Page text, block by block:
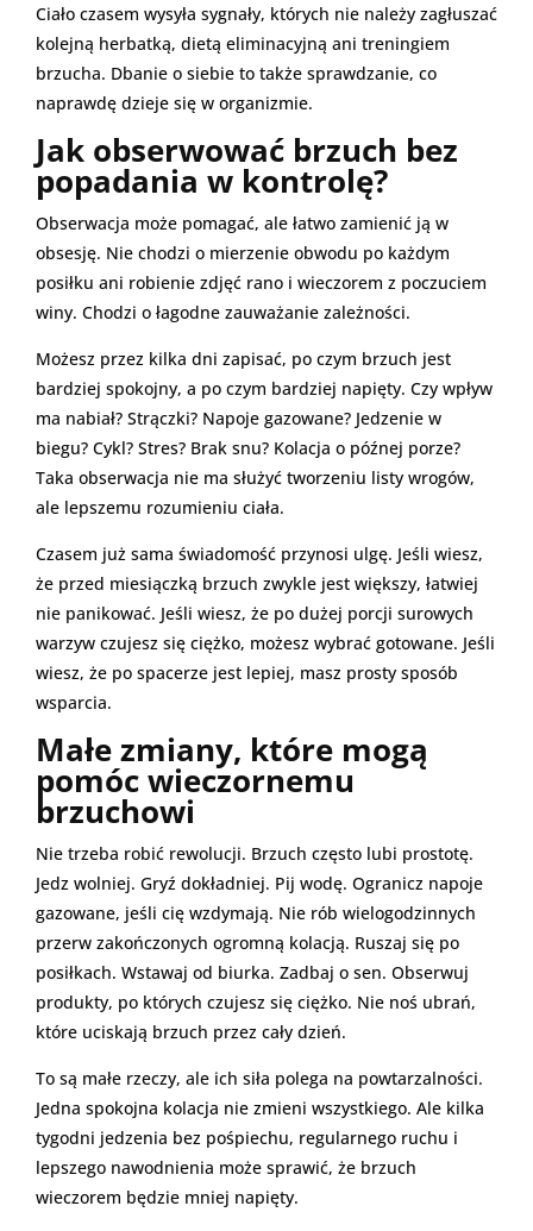
Ciało czasem wysyła sygnały, których nie należy zagłuszać
kolejną herbatką, dietą eliminacyjną ani treningiem
brzucha. Dbanie o siebie to także sprawdzanie, co
naprawdę dzieje się w organizmie.
Jak obserwować brzuch bez
popadania w kontrolę?
Obserwacja może pomagać, ale łatwo zamienić ją w
obsesję. Nie chodzi o mierzenie obwodu po każdym
posiłku ani robienie zdjęć rano i wieczorem z poczuciem
winy. Chodzi o łagodne zauważanie zależności.
Możesz przez kilka dni zapisać, po czym brzuch jest
bardziej spokojny, a po czym bardziej napięty. Czy wpływ
ma nabiał? Strączki? Napoje gazowane? Jedzenie w
biegu? Cykl? Stres? Brak snu? Kolacja o późnej porze?
Taka obserwacja nie ma służyć tworzeniu listy wrogów,
ale lepszemu rozumieniu ciała.
Czasem już sama świadomość przynosi ulgę. Jeśli wiesz,
że przed miesiączką brzuch zwykle jest większy, łatwiej
nie panikować. Jeśli wiesz, że po dużej porcji surowych
warzyw czujesz się ciężko, możesz wybrać gotowane. Jeśli
wiesz, że po spacerze jest lepiej, masz prosty sposób
wsparcia.
Małe zmiany, które mogą
pomóc wieczornemu
brzuchowi
Nie trzeba robić rewolucji. Brzuch często lubi prostotę.
Jedz wolniej. Gryź dokładniej. Pij wodę. Ogranicz napoje
gazowane, jeśli cię wzdymają. Nie rób wielogodzinnych
przerw zakończonych ogromną kolacją. Ruszaj się po
posiłkach. Wstawaj od biurka. Zadbaj o sen. Obserwuj
produkty, po których czujesz się ciężko. Nie noś ubrań,
które uciskają brzuch przez cały dzień.
To są małe rzeczy, ale ich siła polega na powtarzalności.
Jedna spokojna kolacja nie zmieni wszystkiego. Ale kilka
tygodni jedzenia bez pośpiechu, regularnego ruchu i
lepszego nawodnienia może sprawić, że brzuch
wieczorem będzie mniej napięty.